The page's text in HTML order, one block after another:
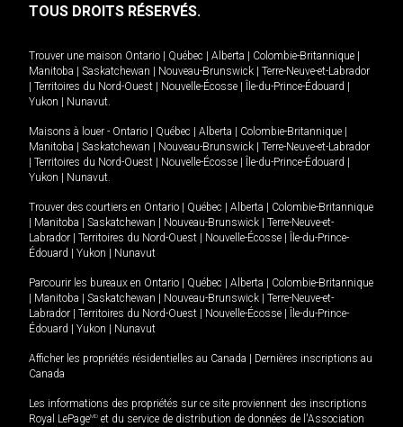
TOUS DROITS RÉSERVÉS.
Trouver une maison Ontario Québec Alberta Colombie-Britannique
Manitoba
Saskatchewan Nouveau-Brunswick
Terre-Neuve-et-Labrador
Territoires du Nord-Ouest Nouvelle-Écosse Île-du-Prince-Édouard
Yukon
Nunavut.
Maisons à louer - Ontario Québec Alberta Colombie-Britannique
Manitoba
Saskatchewan Nouveau-Brunswick
Terre-Neuve-et-Labrador
Territoires du Nord-Ouest Nouvelle-Écosse Île-du-Prince-Édouard
Yukon
Nunavut.
Trouver des courtiers en Ontario Québec Alberta
Colombie-Britannique
Manitoba Saskatchewan Nouveau-Brunswick
Terre-Neuve-et-
Labrador
Territoires du Nord-Ouest Nouvelle-Écosse
Île-du-Prince-
Édouard
Yukon Nunavut
Parcourir les bureaux en Ontario Québec Alberta
Colombie-Britannique
Manitoba Saskatchewan Nouveau-Brunswick
Terre-Neuve-et-
Labrador
Territoires du Nord-Ouest Nouvelle-Écosse
Île-du-Prince-
Édouard
Yukon Nunavut
Afficher les propriétés résidentielles au Canada
Dernières inscriptions au
Canada
Les informations des propriétés sur ce site proviennent des inscriptions
Royal LePageMD et du service de distribution de données de l'Association